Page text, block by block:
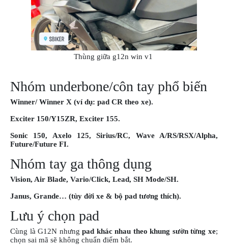
Thùng giữa g12n win v1
Nhóm underbone/côn tay phổ biến
Winner/ Winner X (ví dụ: pad CR theo xe).
Exciter 150/Y15ZR, Exciter 155.
Sonic 150, Axelo 125, Sirius/RC, Wave A/RS/RSX/Alpha,
Future/Future FI.
Nhóm tay ga thông dụng
Vision, Air Blade, Vario/Click, Lead, SH Mode/SH.
Janus, Grande… (tùy đời xe & bộ pad tương thích).
Lưu ý chọn pad
Cùng là G12N nhưngpad khác nhau theo khung sườn từng xe;
chọn sai mã sẽ không chuẩn điểm bắt.